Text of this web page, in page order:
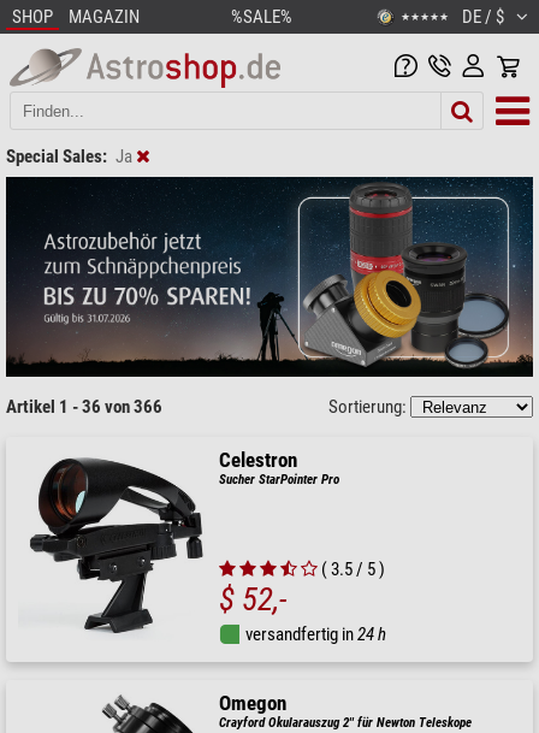
SHOP MAGAZIN %SALE% ★★★★★ DE / $
Special Sales: Ja
Artikel 1 - 36 von 366 Sortierung:
Celestron
Sucher StarPointer Pro
( 3.5 / 5 )
$ 52,-
versandfertig in24 h
Omegon
Crayford Okularauszug 2'' für Newton Teleskope